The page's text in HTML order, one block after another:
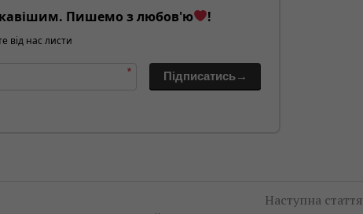
Пишемо з любов'ю !
від нас листи
* Підписатись→
Наступна стаття